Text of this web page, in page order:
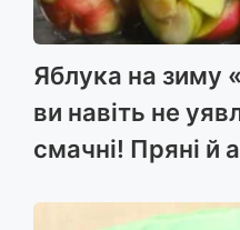
Яблука на зиму
ви навіть не
смачні! Пряні й